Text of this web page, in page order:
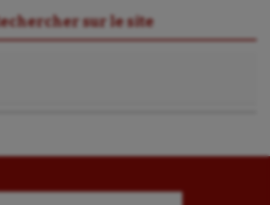
santé
frisbee
sur le site